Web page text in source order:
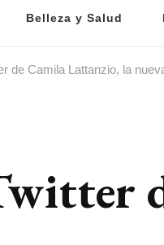
Belleza y Salud
de Camila Lattanzio, la